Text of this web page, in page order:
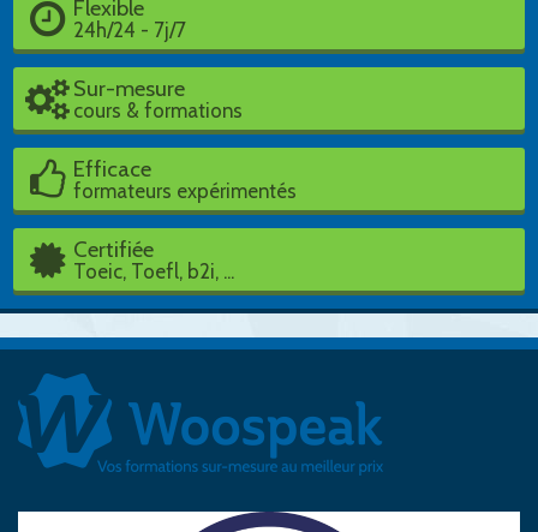
Flexible
24h/24 - 7j/7
Sur-mesure
cours & formations
Efficace
formateurs expérimentés
Certifiée
Toeic, Toefl, b2i, ...